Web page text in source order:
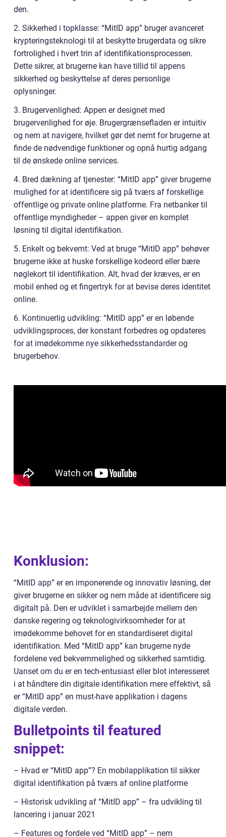
den.
2. Sikkerhed i topklasse: “MitID app” bruger avanceret
krypteringsteknologi til at beskytte brugerdata og sikre
fortrolighed i hvert trin af identifikationsprocessen.
Dette sikrer, at brugerne kan have tillid til appens
sikkerhed og beskyttelse af deres personlige
oplysninger.
3. Brugervenlighed: Appen er designet med
brugervenlighed for øje. Brugergrænsefladen er intuitiv
og nem at navigere, hvilket gør det nemt for brugerne at
finde de nødvendige funktioner og opnå hurtig adgang
til de ønskede online services.
4. Bred dækning af tjenester: “MitID app” giver brugerne
mulighed for at identificere sig på tværs af forskellige
offentlige og private online platforme. Fra netbanker til
offentlige myndigheder – appen giver en komplet
løsning til digital identifikation.
5. Enkelt og bekvemt: Ved at bruge “MitID app” behøver
brugerne ikke at huske forskellige kodeord eller bære
nøglekort til identifikation. Alt, hvad der kræves, er en
mobil enhed og et fingertryk for at bevise deres identitet
online.
6. Kontinuerlig udvikling: “MitID app” er en løbende
udviklingsproces, der konstant forbedres og opdateres
for at imødekomme nye sikkerhedsstandarder og
brugerbehov.
Konklusion:
“MitID app” er en imponerende og innovativ løsning, der
giver brugerne en sikker og nem måde at identificere sig
digitalt på. Den er udviklet i samarbejde mellem den
danske regering og teknologivirksomheder for at
imødekomme behovet for en standardiseret digital
identifikation. Med “MitID app” kan brugerne nyde
fordelene ved bekvemmelighed og sikkerhed samtidig.
Uanset om du er en tech-entusiast eller blot interesseret
i at håndtere din digitale identifikation mere effektivt, så
er “MitID app” en must-have applikation i dagens
digitale verden.
Bulletpoints til featured
snippet:
– Hvad er “MitID app”? En mobilapplikation til sikker
digital identifikation på tværs af online platforme
– Historisk udvikling af “MitID app” – fra udvikling til
lancering i januar 2021
– Features og fordele ved “MitID app” – nem